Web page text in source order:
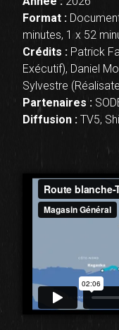
Format :
minutes, 1 x 52
Crédits : Patrick
Exécutif), Daniel
Sylvestre
Partenaires :
Diffusion : TV5,